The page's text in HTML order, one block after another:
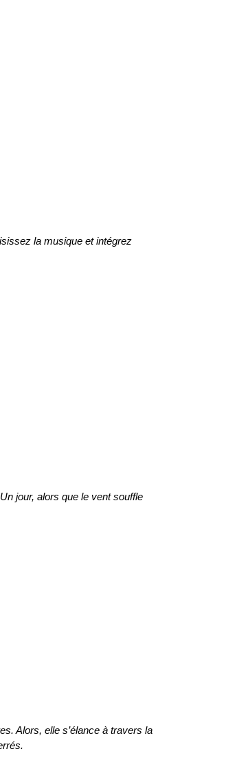
la musique et intégrez
jour, alors que le vent souffle
Alors, elle s’élance à travers la